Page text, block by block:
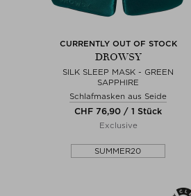
CURRENTLY OUT OF STOCK
DROWSY
SILK SLEEP MASK - GREEN
SAPPHIRE
Schlafmasken aus Seide
CHF 76,90 / 1 Stück
Exclusive
SUMMER20